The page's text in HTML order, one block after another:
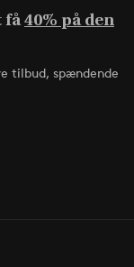
få40% på den
tilbud, spændende